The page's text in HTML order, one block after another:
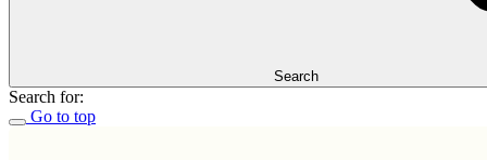
Search
Search for:
Go to top